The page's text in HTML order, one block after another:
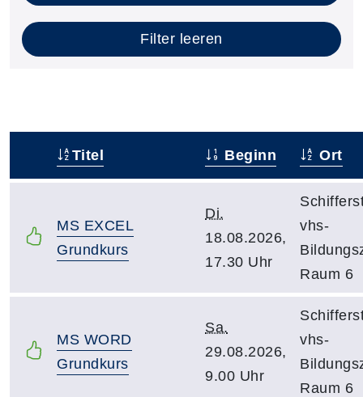
Filter leeren
Titel Beginn Ort
MS EXCEL
Grundkurs
Di.
18.08.2026,
17.30 Uhr
vhs-
Raum 6
MS WORD
Grundkurs
Sa.
29.08.2026,
9.00 Uhr
vhs-
Raum 6